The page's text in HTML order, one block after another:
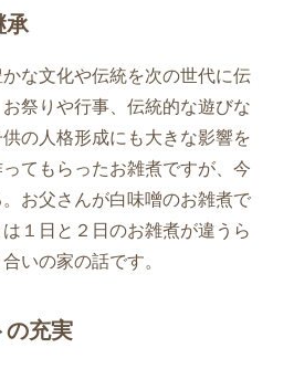
承
な文化や伝統を次の世代に伝
祭りや行事、伝統的な遊びな
の人格形成にも大きな影響を
てもらったお雑煮ですが、今
お父さんが白味噌のお雑煮で
１日と２日のお雑煮が違うら
いの家の話です。
の充実